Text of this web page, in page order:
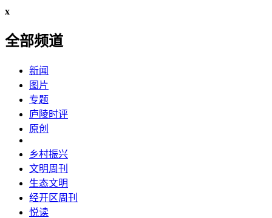
x
全部频道
新闻
图片
专题
庐陵时评
原创
乡村振兴
文明周刊
生态文明
经开区周刊
悦读